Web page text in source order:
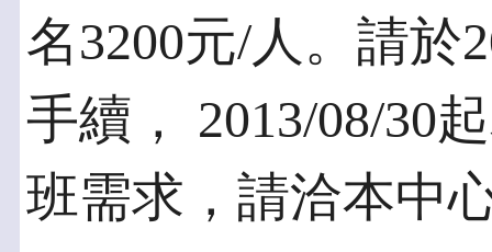
名3200元/人。請於
手續， 2013/08/30
班需求，請洽本中